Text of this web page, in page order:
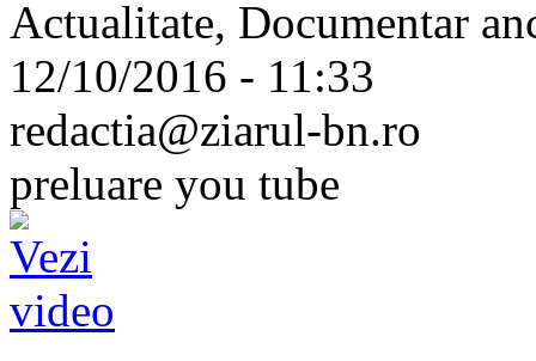
Actualitate, Documentar
12/10/2016 - 11:33
redactia@ziarul-bn.ro
preluare you tube